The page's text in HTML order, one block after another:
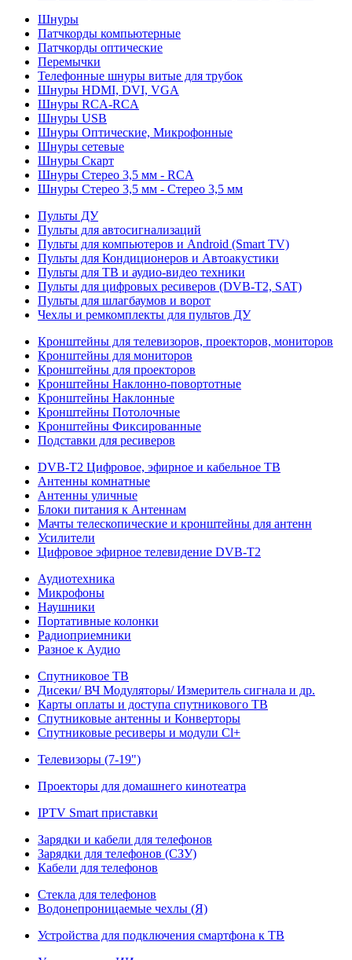
Шнуры
Патчкорды компьютерные
Патчкорды оптические
Перемычки
Телефонные шнуры витые для трубок
Шнуры HDMI, DVI, VGA
Шнуры RCA-RCA
Шнуры USB
Шнуры Оптические, Микрофонные
Шнуры сетевые
Шнуры Скарт
Шнуры Стерео 3,5 мм - RCA
Шнуры Стерео 3,5 мм - Стерео 3,5 мм
Пульты ДУ
Пульты для автосигнализаций
Пульты для компьютеров и Android (Smart TV)
Пульты для Кондиционеров и Автоакустики
Пульты для ТВ и аудио-видео техники
Пульты для цифровых ресиверов (DVB-T2, SAT)
Пульты для шлагбаумов и ворот
Чехлы и ремкомплекты для пультов ДУ
Кронштейны для телевизоров, проекторов, мониторов
Кронштейны для мониторов
Кронштейны для проекторов
Кронштейны Наклонно-повортотные
Кронштейны Наклонные
Кронштейны Потолочные
Кронштейны Фиксированные
Подставки для ресиверов
DVB-T2 Цифровое, эфирное и кабельное ТВ
Антенны комнатные
Антенны уличные
Блоки питания к Антеннам
Мачты телескопические и кронштейны для антенн
Усилители
Цифровое эфирное телевидение DVB-Т2
Аудиотехника
Микрофоны
Наушники
Портативные колонки
Радиоприемники
Разное к Аудио
Спутниковое ТВ
Дисеки/ ВЧ Модуляторы/ Измеритель сигнала и др.
Карты оплаты и доступа спутникового ТВ
Спутниковые антенны и Конверторы
Спутниковые ресиверы и модули Cl+
Телевизоры (7-19")
Проекторы для домашнего кинотеатра
IPTV Smart приставки
Зарядки и кабели для телефонов
Зарядки для телефонов (СЗУ)
Кабели для телефонов
Стекла для телефонов
Водонепроницаемые чехлы (Я)
Устройства для подключения смартфона к ТВ